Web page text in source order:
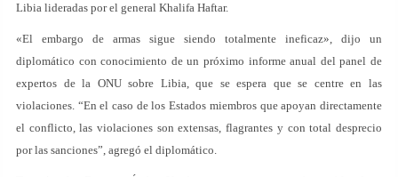
Libia lideradas por el general Khalifa Haftar.
«El embargo de armas sigue siendo totalmente ineficaz», dijo un
diplomático con conocimiento de un próximo informe anual del panel de
expertos de la ONU sobre Libia, que se espera que se centre en las
violaciones. “En el caso de los Estados miembros que apoyan directamente
el conflicto, las violaciones son extensas, flagrantes y con total desprecio
por las sanciones”, agregó el diplomático.